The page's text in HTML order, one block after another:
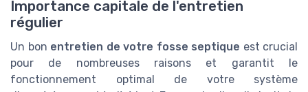
Importance capitale de l'entretien
régulier
Un bon entretien de votre fosse septique est crucial
pour de nombreuses raisons et garantit le
fonctionnement optimal de votre système